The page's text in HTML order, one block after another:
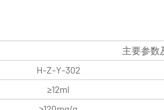
主要参数
H-Z-Y-302
≥12ml